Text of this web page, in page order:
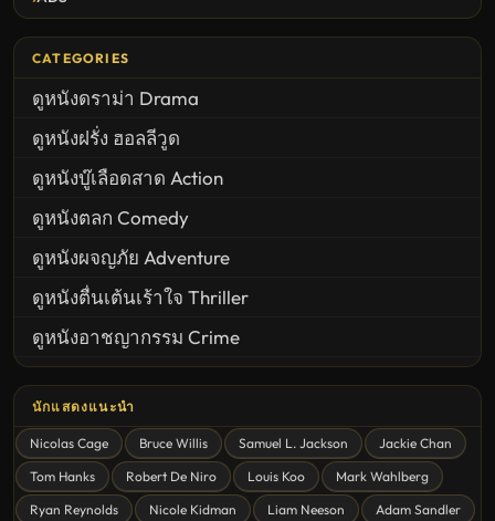
CATEGORIES
ดูหนังดราม่า Drama
ดูหนังฝรั่ง ฮอลลีวูด
ดูหนังบู๊เลือดสาด Action
ดูหนังตลก Comedy
ดูหนังผจญภัย Adventure
ดูหนังตื่นเต้นเร้าใจ Thriller
ดูหนังอาชญากรรม Crime
ดูหนังสยองขวัญ Horror
ดูหนังโรแมนติก Romance
หนังชีวิต
นักแสดงแนะนำ
Nicolas Cage Bruce Willis Samuel L. Jackson
Jackie Chan
Tom Hanks
Robert De Niro Louis Koo
Mark Wahlberg
Ryan Reynolds
Nicole Kidman Liam Neeson
Adam Sandler